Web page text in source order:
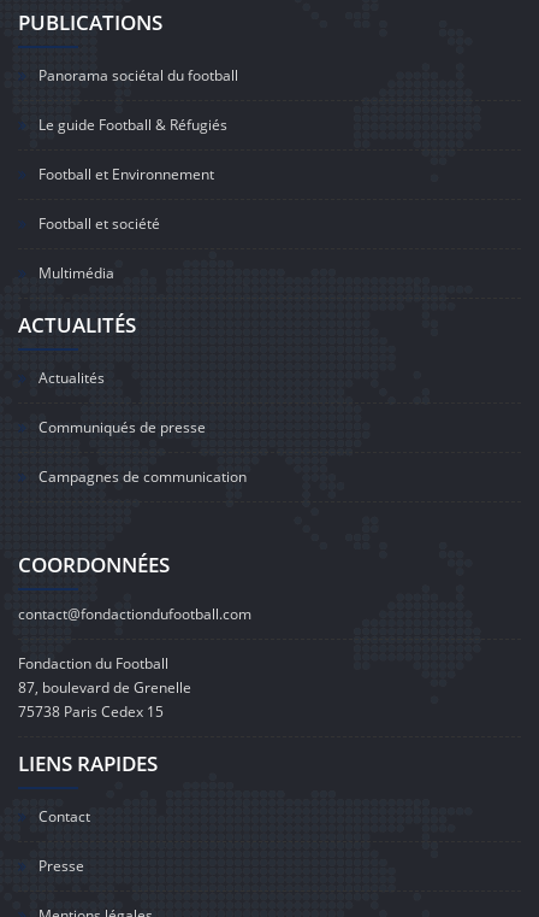
PUBLICATIONS
Panorama sociétal du football
Le guide Football & Réfugiés
Football et Environnement
Football et société
Multimédia
ACTUALITÉS
Actualités
Communiqués de presse
Campagnes de communication
COORDONNÉES
contact@fondactiondufootball.com
Fondaction du Football
87, boulevard de Grenelle
75738 Paris Cedex 15
LIENS RAPIDES
Contact
Presse